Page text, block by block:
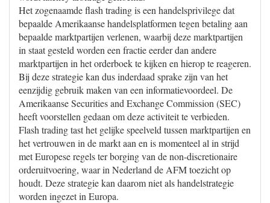
Het zogenaamde flash trading is een handelsprivilege dat
bepaalde Amerikaanse handelsplatformen tegen betaling aan
bepaalde marktpartijen verlenen, waarbij deze marktpartijen
in staat gesteld worden een fractie eerder dan andere
marktpartijen in het orderboek te kijken en hierop te reageren.
Bij deze strategie kan dus inderdaad sprake zijn van het
eenzijdig gebruik maken van een informatievoordeel. De
Amerikaanse Securities and Exchange Commission (SEC)
heeft voorstellen gedaan om deze activiteit te verbieden.
Flash trading tast het gelijke speelveld tussen marktpartijen en
het vertrouwen in de markt aan en is momenteel al in strijd
met Europese regels ter borging van de non-discretionaire
orderuitvoering, waar in Nederland de AFM toezicht op
houdt. Deze strategie kan daarom niet als handelstrategie
worden ingezet in Europa.